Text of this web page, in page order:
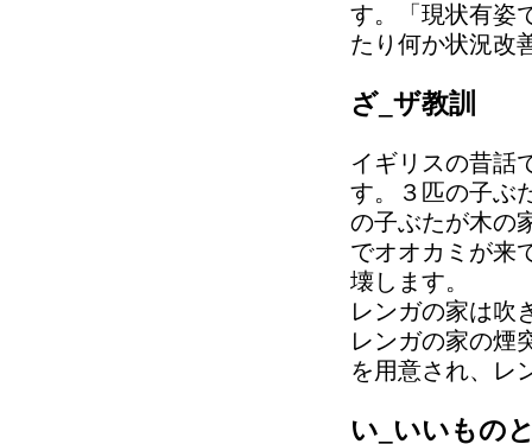
す。「現状有姿
たり何か状況改
ざ_ザ教訓
イギリスの昔話
す。３匹の子ぶ
の子ぶたが木の
でオオカミが来
壊します。
レンガの家は吹
レンガの家の煙
を用意され、レ
い_いいもの